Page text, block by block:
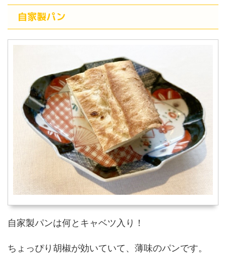
自家製パン
自家製パンは何とキャベツ入り！
ちょっぴり胡椒が効いていて、薄味のパンです。